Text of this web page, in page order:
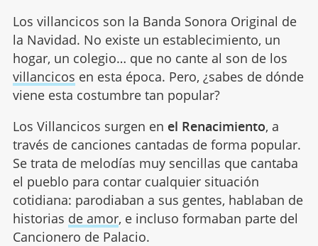
Los villancicos son la Banda Sonora Original de
la Navidad. No existe un establecimiento, un
hogar, un colegio… que no cante al son de los
villancicos en esta época. Pero, ¿sabes de dónde
viene esta costumbre tan popular?
Los Villancicos surgen en el Renacimiento, a
través de canciones cantadas de forma popular.
Se trata de melodías muy sencillas que cantaba
el pueblo para contar cualquier situación
cotidiana: parodiaban a sus gentes, hablaban de
historias de amor, e incluso formaban parte del
Cancionero de Palacio.